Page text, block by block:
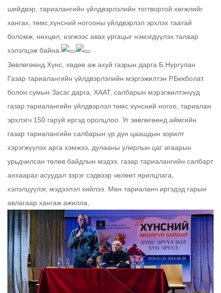
шийдвэр, тариалангийн үйлдвэрлэлийн тогтвортой хөгжлийг
хангах, төмс,хүнсний ногооны үйлдвэрлэл эрхлэх таатай
боломж, нөхцөл, нэгжээс авах ургацыг нэмэгдүүлэх талаар
хэлэлцэж байна.
Зөвлөгөөнд Хүнс, хөдөө аж ахуй газрын дарга Б.Нургулан
Газар тариалангийн үйлдвэрлэлийн мэргэжилтэн Р.Бекболат
болон сумын Засаг дарга, ХААТ, салбарын мэрэгжилтэнүүд
газар тариалангийн үйлдвэрлэл төмс хүнсний ногоо, тариалан
эрхлэгч 150 гаруй иргэд оролцлоо. Уг зөвлөгөөнд аймгийн
газар тариалангийн салбарын үр дүн цаашдын зорилт
хэрэгжүүлэх арга хэмжээ, дулааны улирлын цаг агаарын
урьдчилсан төлөв байдлын мэдээ, газар тариалангийн салбарт
анхаарах асуудал зэрэг сэдвээр чөлөөт ярилцлага,
хэлэлцүүлэг, мэдээлэл хийлээ. Мөн тариаланч иргэдэд гарын
авлагаар хангаж ажилла,